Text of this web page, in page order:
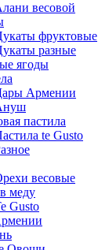
весовой
фруктовые
разные
ягоды
Армении
пастила
te Gusto
весовые
меду
Gusto